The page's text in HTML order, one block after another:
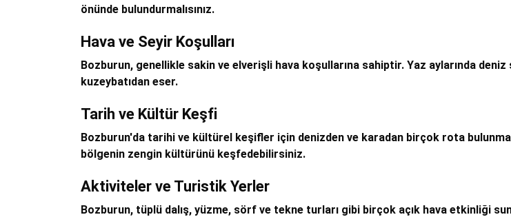
önünde bulundurmalısınız.
Hava ve Seyir Koşulları
Bozburun, genellikle sakin ve elverişli hava koşullarına sahiptir. Yaz aylarında
kuzeybatıdan eser.
Tarih ve Kültür Keşfi
Bozburun'da tarihi ve kültürel keşifler için denizden ve karadan birçok rota
bölgenin zengin kültürünü keşfedebilirsiniz.
Aktiviteler ve Turistik Yerler
Bozburun, tüplü dalış, yüzme, sörf ve tekne turları gibi birçok açık hava etkinliği